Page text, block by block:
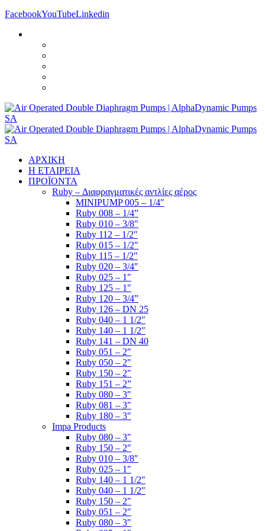
FacebookYouTubeLinkedin
ΑΡΧΙΚΗ
Η ΕΤΑΙΡΕΙΑ
ΠΡΟΪΟΝΤΑ
Ruby – Διαφραγματικές αντλίες αέρος
MINIPUMP 005 – 1/4″
Ruby 008 – 1/4”
Ruby 010 – 3/8″
Ruby 112 – 1/2″
Ruby 015 – 1/2″
Ruby 115 – 1/2″
Ruby 020 – 3/4″
Ruby 025 – 1″
Ruby 125 – 1″
Ruby 120 – 3/4”
Ruby 126 – DN 25
Ruby 040 – 1 1/2″
Ruby 140 – 1 1/2″
Ruby 141 – DN 40
Ruby 051 – 2″
Ruby 050 – 2″
Ruby 150 – 2″
Ruby 151 – 2”
Ruby 080 – 3″
Ruby 081 – 3″
Ruby 180 – 3″
Impa Products
Ruby 080 – 3″
Ruby 150 – 2″
Ruby 010 – 3/8″
Ruby 025 – 1″
Ruby 140 – 1 1/2″
Ruby 040 – 1 1/2″
Ruby 150 – 2″
Ruby 051 – 2″
Ruby 080 – 3″